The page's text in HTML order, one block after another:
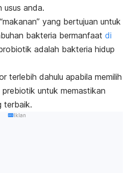
usus anda.
yang bertujuan untuk
bakteria bermanfaat di
adalah bakteria hidup
terlebih dahulu apabila memilih
untuk memastikan
terbaik.
Iklan